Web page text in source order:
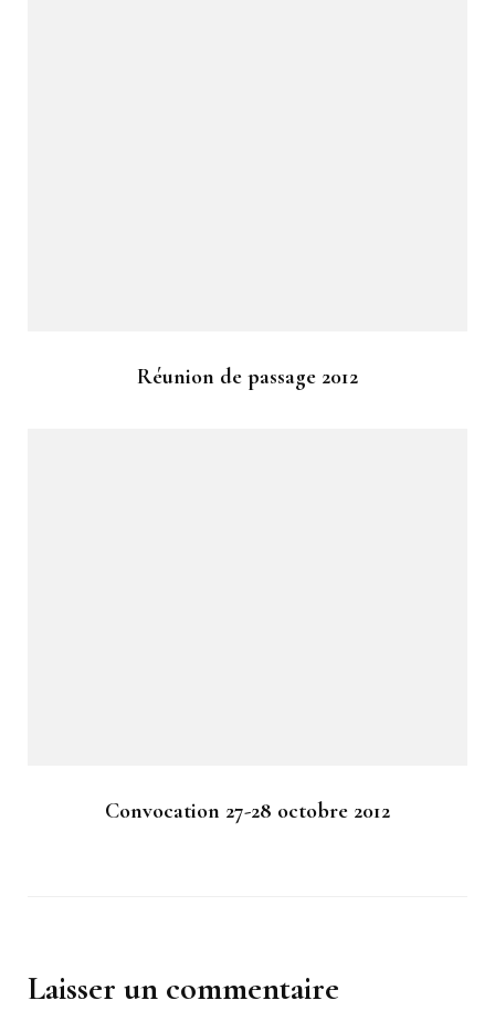
Réunion de passage 2012
Convocation 27-28 octobre 2012
Laisser un commentaire